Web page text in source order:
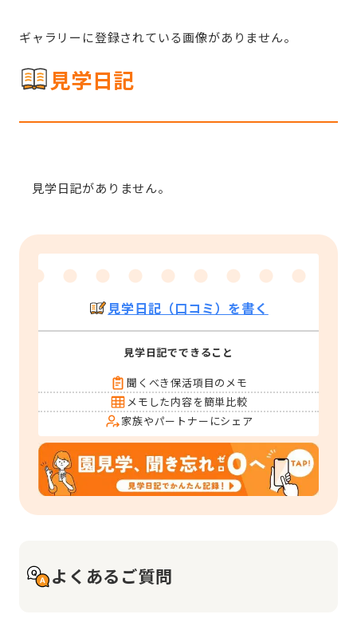
ギャラリーに登録されている画像がありません。
見学日記
見学日記がありません。
見学日記（口コミ）を書く
見学日記でできること
聞くべき保活項目のメモ
メモした内容を簡単比較
家族やパートナーにシェア
よくあるご質問